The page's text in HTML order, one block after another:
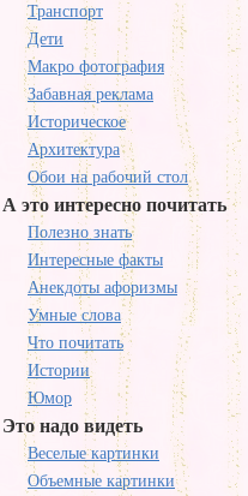
Транспорт
Дети
Макро фотография
Забавная реклама
Историческое
Архитектура
Обои на рабочий стол
А это интересно почитать
Полезно знать
Интересные факты
Анекдоты афоризмы
Умные слова
Что почитать
Истории
Юмор
Это надо видеть
Веселые картинки
Объемные картинки